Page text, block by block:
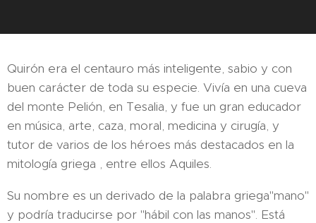
Quirón era el centauro más inteligente, sabio y con
buen carácter de toda su especie. Vivía en una cueva
del monte Pelión, en Tesalia, y fue un gran educador
en música, arte, caza, moral, medicina y cirugía, y
tutor de varios de los héroes más destacados en la
mitología griega , entre ellos Aquiles.
Su nombre es un derivado de la palabra griega"mano"
y podría traducirse por "hábil con las manos". Está